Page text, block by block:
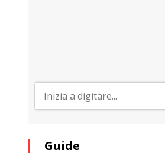
Guide